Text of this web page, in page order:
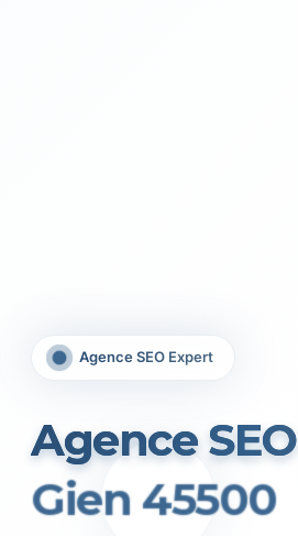
Agence SEO Expert
Agence SEO
Gien 45500